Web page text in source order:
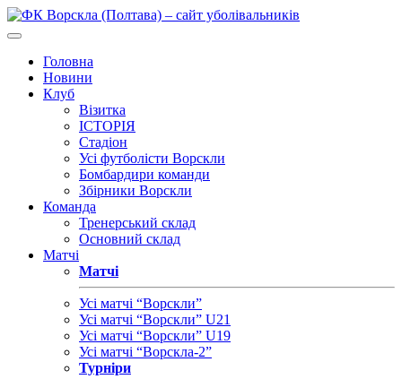
Головна
Новини
Клуб
Візитка
ІСТОРІЯ
Стадіон
Усі футболісти Ворскли
Бомбардири команди
Збірники Ворскли
Команда
Тренерський склад
Основний склад
Матчі
Матчі
Усі матчі “Ворскли”
Усі матчі “Ворскли” U21
Усі матчі “Ворскли” U19
Усі матчі “Ворскла-2”
Турніри